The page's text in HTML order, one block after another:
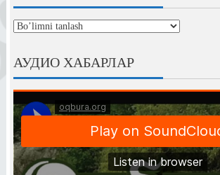
рубрикалар
АУДИО ХАБАРЛАР